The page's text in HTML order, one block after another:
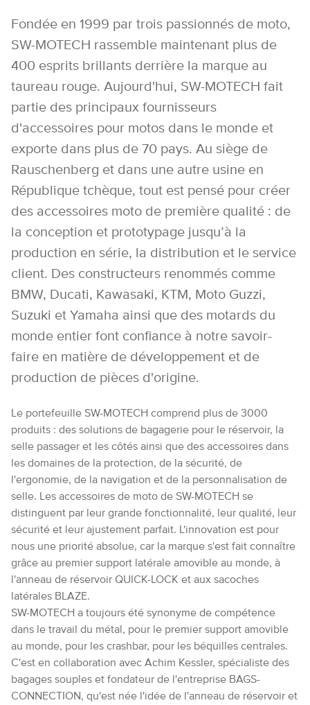
Fondée en 1999 par trois passionnés de moto,
SW-MOTECH rassemble maintenant plus de
400 esprits brillants derrière la marque au
taureau rouge. Aujourd'hui, SW-MOTECH fait
partie des principaux fournisseurs
d'accessoires pour motos dans le monde et
exporte dans plus de 70 pays. Au siège de
Rauschenberg et dans une autre usine en
République tchèque, tout est pensé pour créer
des accessoires moto de première qualité : de
la conception et prototypage jusqu’à la
production en série, la distribution et le service
client. Des constructeurs renommés comme
BMW, Ducati, Kawasaki, KTM, Moto Guzzi,
Suzuki et Yamaha ainsi que des motards du
monde entier font confiance à notre savoir-
faire en matière de développement et de
production de pièces d'origine.
Le portefeuille SW-MOTECH comprend plus de 3000
produits : des solutions de bagagerie pour le réservoir, la
selle passager et les côtés ainsi que des accessoires dans
les domaines de la protection, de la sécurité, de
l'ergonomie, de la navigation et de la personnalisation de
selle. Les accessoires de moto de SW-MOTECH se
distinguent par leur grande fonctionnalité, leur qualité, leur
sécurité et leur ajustement parfait. L'innovation est pour
nous une priorité absolue, car la marque s'est fait connaître
grâce au premier support latérale amovible au monde, à
l'anneau de réservoir QUICK-LOCK et aux sacoches
latérales BLAZE.
SW-MOTECH a toujours été synonyme de compétence
dans le travail du métal, pour le premier support amovible
au monde, pour les crashbar, pour les béquilles centrales.
C'est en collaboration avec Achim Kessler, spécialiste des
bagages souples et fondateur de l'entreprise BAGS-
CONNECTION, qu'est née l'idée de l'anneau de réservoir et